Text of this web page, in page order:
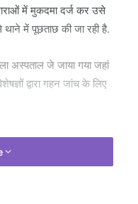
में मुकदमा दर्ज कर उसे
थाने में पूछताछ की जा रही है.
अस्पताल जे जाया गया जहां
द्वारा गहन जांच के लिए